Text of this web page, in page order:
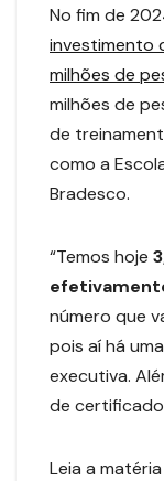
No fim de
investimento
milhões de
milhões de
de
como a
Bradesco.
“Temos hoje
número que
pois aí há
executiva.
de
Leia a